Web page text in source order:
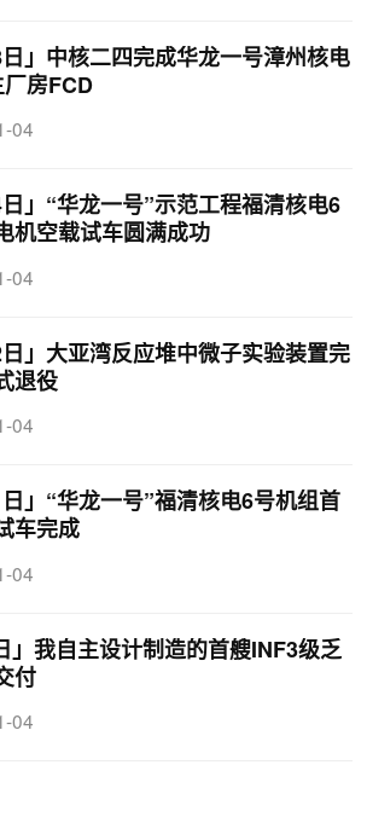
日」中核二四完成华龙一号漳州核电
房FCD
04
日」“华龙一号”示范工程福清核电6
机空载试车圆满成功
04
日」大亚湾反应堆中微子实验装置完
退役
04
日」“华龙一号”福清核电6号机组首
车完成
04
」我自主设计制造的首艘INF3级乏
付
04